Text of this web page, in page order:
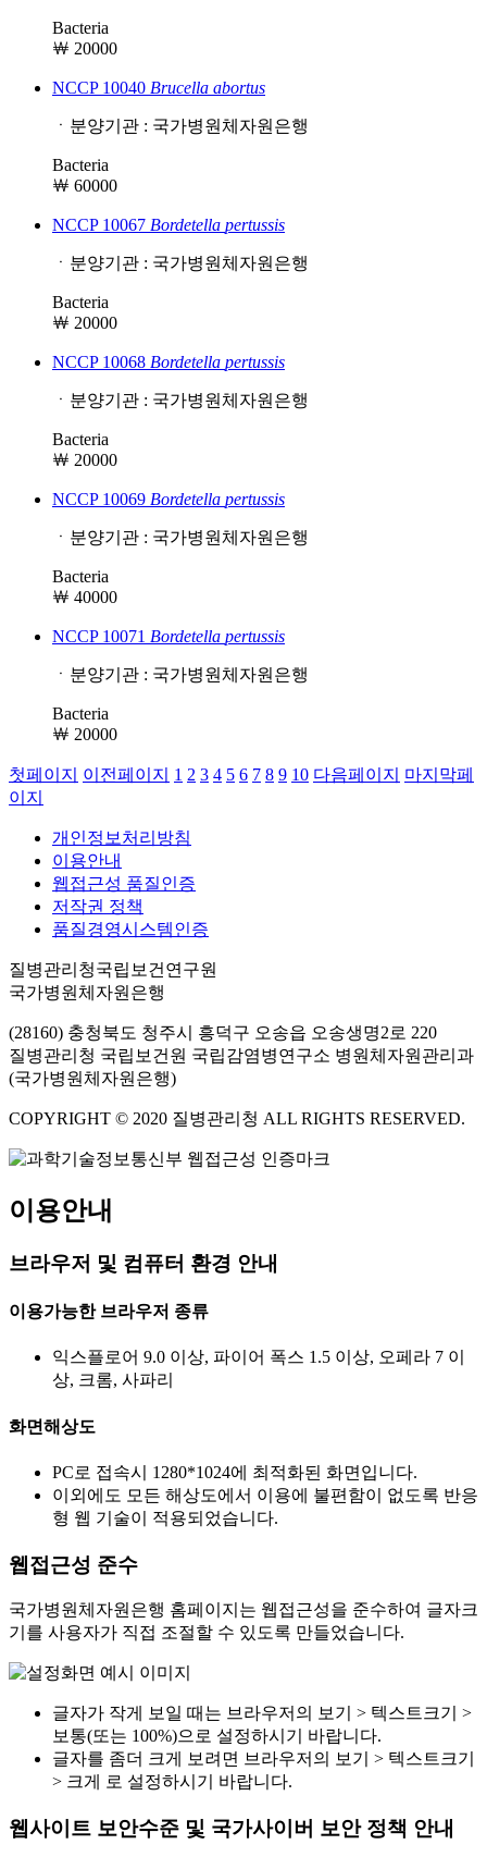
Bacteria
￦ 20000
NCCP 10040 Brucella abortus
ㆍ분양기관 : 국가병원체자원은행
Bacteria
￦ 60000
NCCP 10067 Bordetella pertussis
ㆍ분양기관 : 국가병원체자원은행
Bacteria
￦ 20000
NCCP 10068 Bordetella pertussis
ㆍ분양기관 : 국가병원체자원은행
Bacteria
￦ 20000
NCCP 10069 Bordetella pertussis
ㆍ분양기관 : 국가병원체자원은행
Bacteria
￦ 40000
NCCP 10071 Bordetella pertussis
ㆍ분양기관 : 국가병원체자원은행
Bacteria
￦ 20000
첫페이지 이전페이지 1 2 3 4 5 6 7 8 9 10 다음페이지
마지막페
이지
개인정보처리방침
이용안내
웹접근성 품질인증
저작권 정책
품질경영시스템인증
질병관리청국립보건연구원
국가병원체자원은행
(28160) 충청북도 청주시 흥덕구 오송읍 오송생명2로 220
질병관리청 국립보건원 국립감염병연구소 병원체자원관리과
(국가병원체자원은행)
COPYRIGHT © 2020 질병관리청 ALL RIGHTS RESERVED.
이용안내
브라우저 및 컴퓨터 환경 안내
이용가능한 브라우저 종류
익스플로어 9.0 이상, 파이어 폭스 1.5 이상, 오페라 7 이
상, 크롬, 사파리
화면해상도
PC로 접속시 1280*1024에 최적화된 화면입니다.
이외에도 모든 해상도에서 이용에 불편함이 없도록 반응
형 웹 기술이 적용되었습니다.
웹접근성 준수
국가병원체자원은행 홈페이지는 웹접근성을 준수하여 글자크
기를 사용자가 직접 조절할 수 있도록 만들었습니다.
글자가 작게 보일 때는 브라우저의 보기 > 텍스트크기 >
보통(또는 100%)으로 설정하시기 바랍니다.
글자를 좀더 크게 보려면 브라우저의 보기 > 텍스트크기
> 크게 로 설정하시기 바랍니다.
웹사이트 보안수준 및 국가사이버 보안 정책 안내